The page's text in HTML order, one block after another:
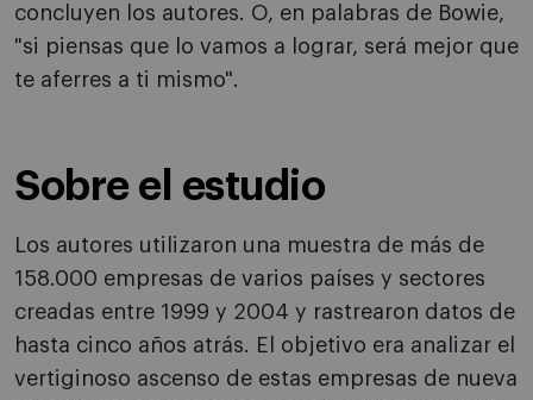
concluyen los autores. O, en palabras de Bowie,
"si piensas que lo vamos a lograr, será mejor que
te aferres a ti mismo".
Sobre el estudio
Los autores utilizaron una muestra de más de
158.000 empresas de varios países y sectores
creadas entre 1999 y 2004 y rastrearon datos de
hasta cinco años atrás. El objetivo era analizar el
vertiginoso ascenso de estas empresas de nueva